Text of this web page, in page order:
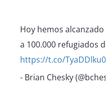
Hoy hemos
a 100.000 refugiados
https://t.co/
- Brian Chesky